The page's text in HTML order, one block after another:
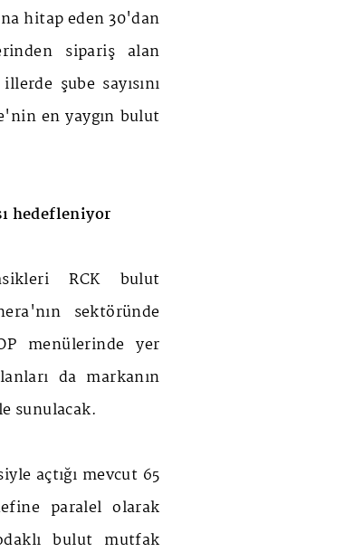
hitap eden 30'dan
sipariş alan
şube sayısını
en yaygın bulut
hedefleniyor
RCK bulut
sektöründe
menülerinde yer
da markanın
sunulacak.
açtığı mevcut 65
paralel olarak
bulut mutfak